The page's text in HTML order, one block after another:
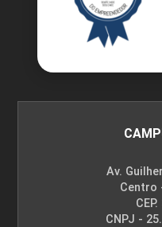
Av.
Centro
CNPJ -